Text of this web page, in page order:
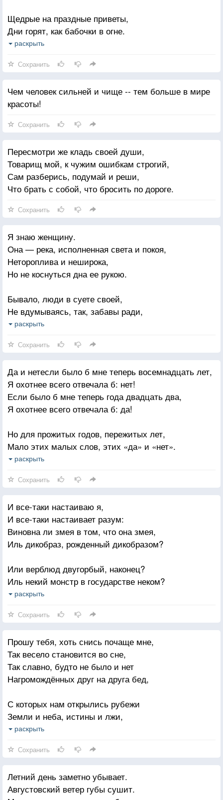
Вот и минула ночь!
А ведь я за неё возмужала.
До неё мне казалось, что я разлюбила тебя.
Щедрые на праздные приветы,
Дни горят, как бабочки в огне.
Никакие добрые приметы
Что могу я знать о легкой жизни?
Разве только из чужих стихов.
Но уж коль гулять, так, хоть на тризне,
Но летит и светится пороша,
Светят огоньки издалека;
Но, судьбы моей большая ноша,
Все же ты, как перышко, легка.
Пусть я старше, пусть все гуще проседь,
Если я посетую — прости,-
Мне тебя труднее, чем нести.
раскрыть
Сохранить
Чем человек сильней и чище -- тем больше в мире
красоты!
Сохранить
Пересмотри же кладь своей души,
Товарищ мой, к чужим ошибкам строгий,
Сам разберись, подумай и реши,
Что брать с собой, что бросить по дороге.
Сохранить
Я знаю женщину.
Она — река, исполненная света и покоя,
Нетороплива и неширока,
Но не коснуться дна ее рукою.
Бывало, люди в суете своей,
Не вдумываясь, так, забавы ради,
В своем пути сворачивали к ней,
А их захлестывала с головой
Глубокая лазоревая заводь.
Но если в ней и утонул иной,
То кто-то смелый научился плавать.
раскрыть
Сохранить
Да и нетесли было б мне теперь восемнадцать лет,
Я охотнее всего отвечала б: нет!
Если было б мне теперь года двадцать два,
Я охотнее всего отвечала б: да!
Но для прожитых годов, пережитых лет,
Мало этих малых слов, этих «да» и «нет».
Мою душу рассказать им не по плечу.
раскрыть
Сохранить
И все-таки настаиваю я,
И все-таки настаивает разум:
Виновна ли змея в том, что она змея,
Иль дикобраз, рожденный дикобразом?
Или верблюд двугорбый, наконец?
Иль некий монстр в государстве неком?
Но виноват подлец, что он — подлец.
раскрыть
Сохранить
Прошу тебя, хоть снись почаще мне,
Так весело становится во сне,
Так славно, будто не было и нет
Нагромождённых друг на друга бед,
С которых нам открылись рубежи
Земли и неба, истины и лжи,
И круча, над которой на дыбы,
Где ты, не оглянувшись на меня,
Не осадил рванувшего коня.
раскрыть
Сохранить
Летний день заметно убывает.
Августовский ветер губы сушит.